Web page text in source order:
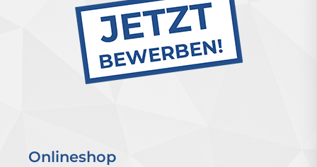
Onlineshop